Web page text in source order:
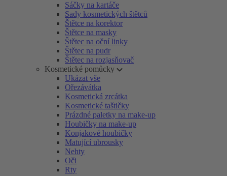
Sáčky na kartáče
Sady kosmetických štětců
Štětce na korektor
Štětce na masky
Štětec na oční linky
Štětec na pudr
Štětec na rozjasňovač
Kosmetické pomůcky
Ukázat vše
Ořezávátka
Kosmetická zrcátka
Kosmetické taštičky
Prázdné paletky na make-up
Houbičky na make-up
Konjakové houbičky
Matující ubrousky
Nehty
Oči
Rty